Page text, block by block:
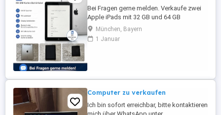
Bei Fragen gerne melden. Verkaufe zwei
Apple iPads mit 32 GB und 64 GB
Speicher. Beide Geräte befinden sich in
einem gepflegten Zustand mit leichten
Gebrauchsspuren. Die Tasten
München, Bayern
1 Januar
Computer zu verkaufen
Ich bin sofort erreichbar, bitte kontaktieren